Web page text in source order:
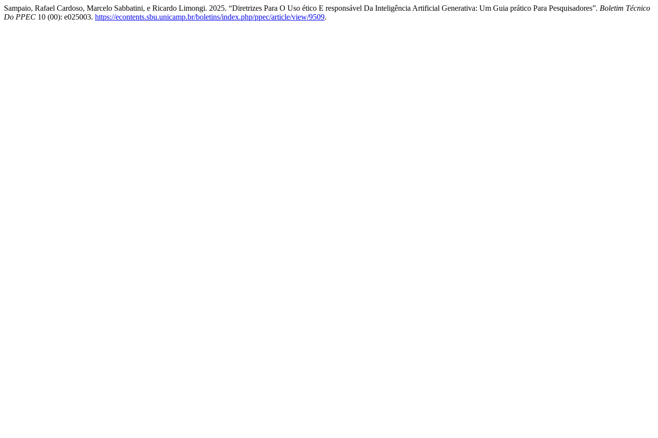
Sampaio, Rafael Cardoso, Marcelo Sabbatini, e Ricardo Limongi. 2025. “Diretrizes Para O Uso ético E responsável Da Inteligência Artificial Generativa: Um Guia prático Para Pesquisadores”. Boletim Técnico
Do PPEC 10 (00): e025003. https://econtents.sbu.unicamp.br/boletins/index.php/ppec/article/view/9509.